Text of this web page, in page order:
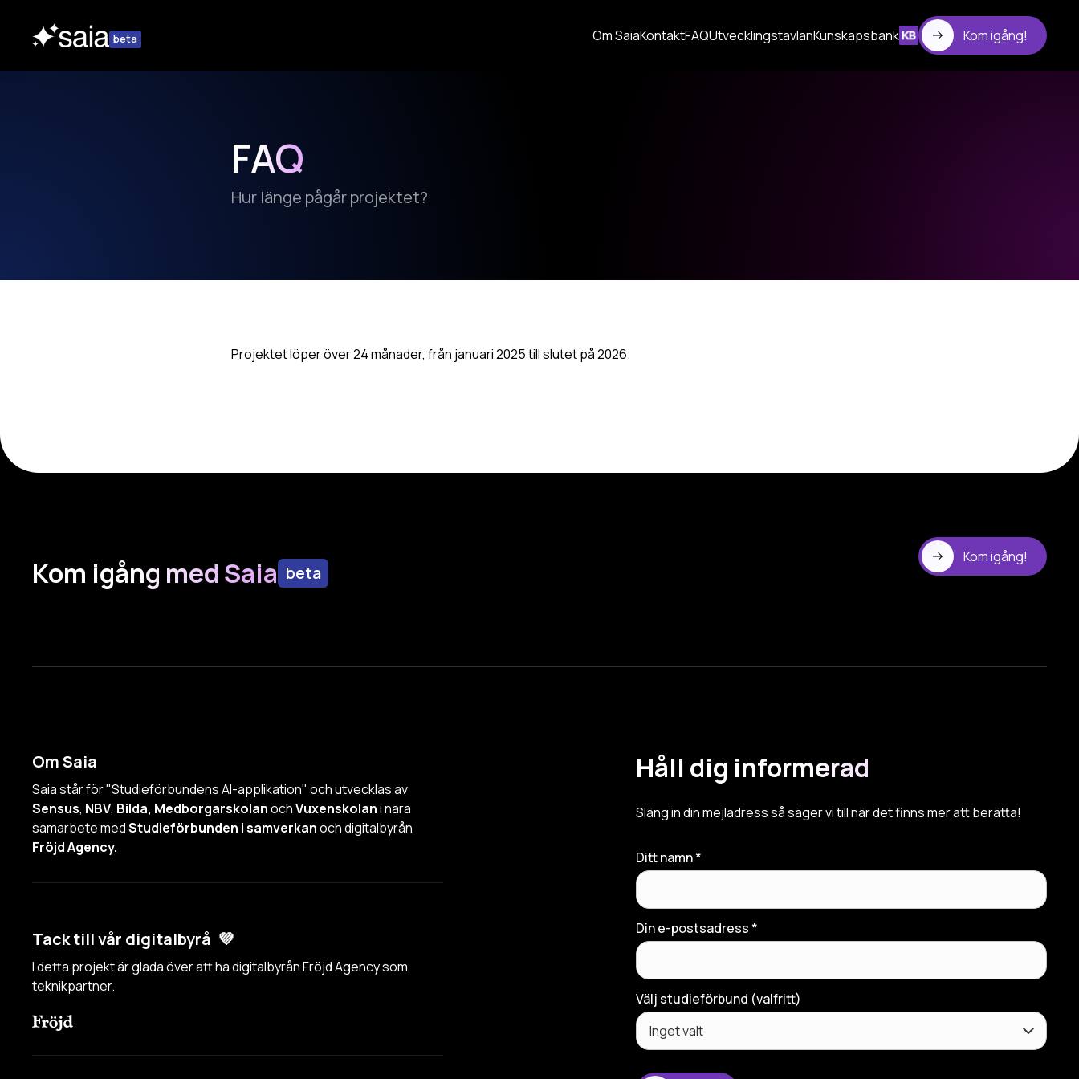
beta Om SaiaKontaktFAQUtvecklingstavlanKunskapsbank Kom igång!
FAQ
Hur länge pågår projektet?
Projektet löper över 24 månader, från januari 2025 till slutet på 2026.
Kom igång med Saia beta
Kom igång!
Om Saia
Saia står för "Studieförbundens AI-applikation" och utvecklas av
Sensus, NBV, Bilda, MedborgarskolanochVuxenskolani nära
samarbete medStudieförbunden i samverkanoch digitalbyrån
Fröjd Agency.
Tack till vår digitalbyrå 💜
I detta projekt är glada över att ha digitalbyrån Fröjd Agency som
teknikpartner.
Håll dig informerad
Släng in din mejladress så säger vi till när det finns mer att berätta!
Ditt namn *
Din e-postsadress *
Välj studieförbund (valfritt)